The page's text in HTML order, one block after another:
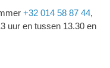
+32 014 58 87 44,
uur en tussen 13.30 en